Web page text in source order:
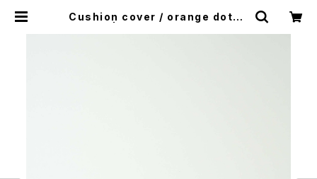
Cushion cover / orange dots /